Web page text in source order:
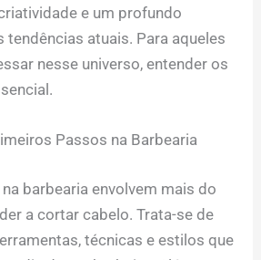
e um profundo
tendências atuais. Para aqueles
nesse universo, entender os
Passos na Barbearia
barbearia envolvem mais do
a cortar cabelo. Trata-se de
técnicas e estilos que